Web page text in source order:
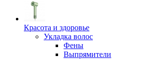
Красота и здоровье
Укладка волос
Фены
Выпрямители